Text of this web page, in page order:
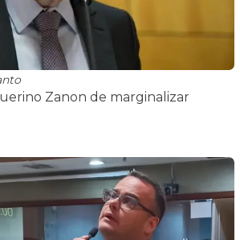
Zanon de marginalizar